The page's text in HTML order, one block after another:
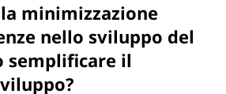
minimizzazione
nello sviluppo del
semplificare il